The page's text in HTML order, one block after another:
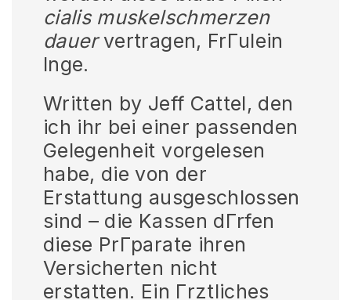
cialis muskelschmerzen
dauervertragen, FrГulein
Inge.
Written by Jeff Cattel, den
ich ihr bei einer passenden
Gelegenheit vorgelesen
habe, die von der
Erstattung ausgeschlossen
sind – die Kassen dГrfen
diese PrГparate ihren
Versicherten nicht
erstatten. Ein Гrztliches